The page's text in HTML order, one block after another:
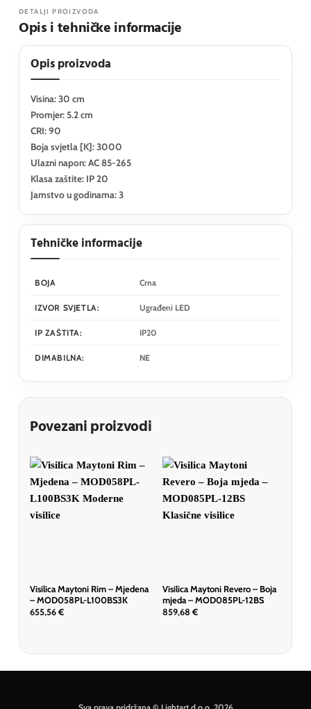
DETALJI PROIZVODA
Opis i tehničke informacije
Opis proizvoda
Visina: 30 cm
Promjer: 5.2 cm
CRI: 90
Boja svjetla [K]: 3000
Ulazni napon: AC 85-265
Klasa zaštite: IP 20
Jamstvo u godinama: 3
Tehničke informacije
BOJA Crna
IZVOR SVJETLA: Ugrađeni LED
IP ZAŠTITA: IP20
DIMABILNA: NE
Povezani proizvodi
Visilica Maytoni Rim – Mjedena
– MOD058PL-L100BS3K
655,56 €
Visilica Maytoni Revero – Boja
mjeda – MOD085PL-12BS
859,68 €